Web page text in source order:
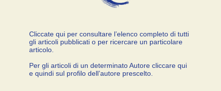
Cliccate qui per consultare l’elenco completo di tutti
gli articoli pubblicati o per ricercare un particolare
articolo.
Per gli articoli di un determinato Autore cliccare qui
e quindi sul profilo dell’autore prescelto.